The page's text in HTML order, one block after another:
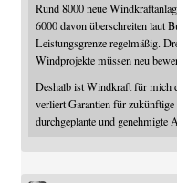
Rund 8000 neue
6000 davon überschreiten laut
Leistungsgrenze regelmäßig.
Windprojekte müssen neu
Deshalb ist Windkraft für mich
verliert Garantien für
durchgeplante und genehmigte